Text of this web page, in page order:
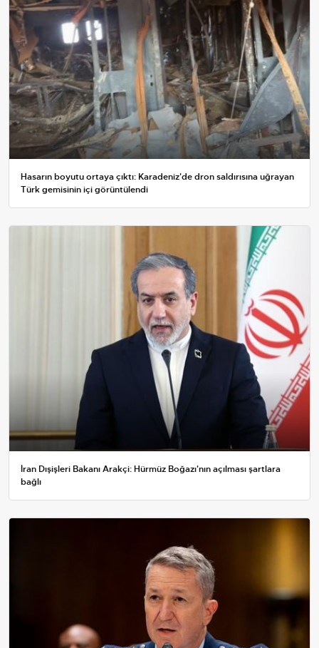
Hasarın boyutu ortaya çıktı: Karadeniz'de dron saldırısına uğrayan
Türk gemisinin içi görüntülendi
İran Dışişleri Bakanı Arakçi: Hürmüz Boğazı'nın açılması şartlara
bağlı